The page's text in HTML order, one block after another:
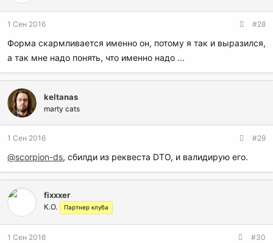
1 Сен 2016 #28
Форма скармливается именно он, потому я так и выразился,
а так мне надо понять, что именно надо ...
keltanas
marty cats
1 Сен 2016 #29
@scorpion-ds, сбилди из реквеста DTO, и валидирую его.
fixxxer
К.О. Партнер клуба
1 Сен 2016 #30